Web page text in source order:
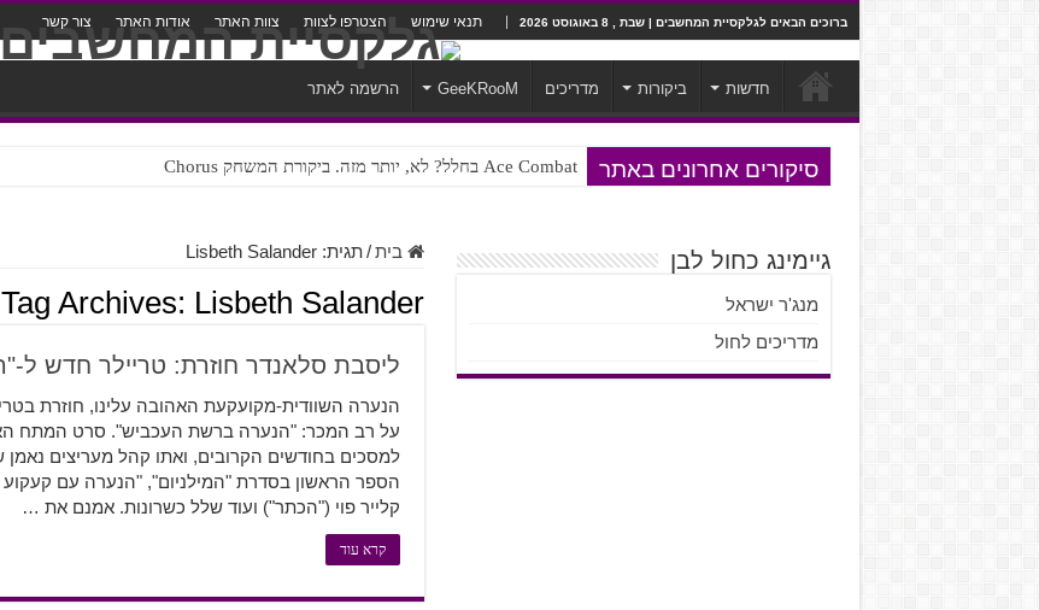
ברוכים הבאים לגלקסיית המחשבים | שבת , 8 באוגוסט 2026 תנאי שימוש הצטרפו לצוות צוות האתר אודות האתר צור קשר
חדשות ביקורות מדריכים GeeKRooM הרשמה לאתר
סיקורים אחרונים באתר Ace Combat בחלל? לא, יותר מזה. ביקורת המשחק Chorus
Steven Universe והשירים שתורגמו בצורה נוראית לעברית
בית / תגית:Lisbeth Salander
Tag Archives: Lisbeth Salander
ליסבת סלאנדר חוזרת: טריילר חדש
הנערה השוודית-מקועקעת האהובה עלינו, חוזרת
על רב המכר: "הנערה ברשת העכביש". סרט המתח
הספר הראשון בסדרת "המילניום", "הנערה עם
קלייר פוי ("הכתר") ועוד שלל כשרונות. אמנם את …
קרא עוד
גיימינג כחול לבן
מנג'ר ישראל
מדריכים לחול